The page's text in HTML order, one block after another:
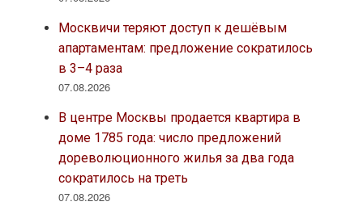
Москвичи теряют доступ к дешёвым
апартаментам: предложение сократилось
в 3–4 раза
07.08.2026
В центре Москвы продается квартира в
доме 1785 года: число предложений
дореволюционного жилья за два года
сократилось на треть
07.08.2026